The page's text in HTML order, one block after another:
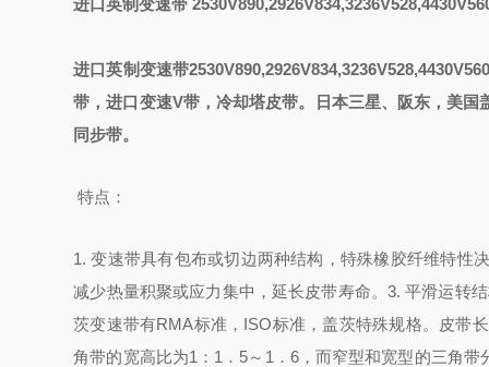
进口英制变速带
进口英制变速带
带，进口变速V带，冷却塔皮带。日本三星、阪东，美
同步带。
特点：
1. 变速带具有包布或切边两种结构，特殊橡胶纤维特性
减少热量积聚或应力集中，延长皮带寿命。3. 平滑运转
茨变速带有RMA标准，ISO标准，盖茨特殊规格。
皮带
角带的宽高比为1：1．5～1．6，而窄型和宽型的三角